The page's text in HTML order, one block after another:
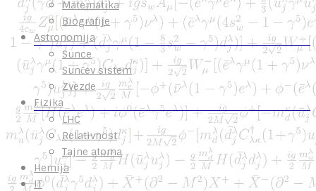
Matematika
Biografije
Astronomija
Sunce
Sunčev sistem
Zvezde
Fizika
LHC
Relativnost
Tajne atoma
Hemija
IT